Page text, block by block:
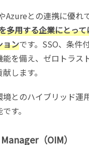
との連携に優れて
多用する企業にとって
ョンです。SSO、条件
を備え、ゼロトラス
します。
とのハイブリッド運
す。
（OIM）